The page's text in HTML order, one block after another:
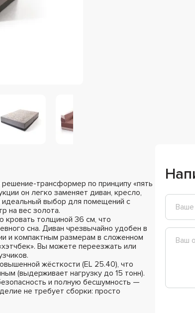
трансформер по принципу «пять
он легко заменяет диван, кресло,
выбор для помещений с
на вес золота.
кровать толщиной 36 см, что
сна. Диван чрезвычайно удобен в
и компактным размерам в сложенном
Вы можете переезжать или
жёсткости (EL 25.40), что
(выдерживает нагрузку до 15 тонн).
и полную бесшумность —
не требует сборки: просто